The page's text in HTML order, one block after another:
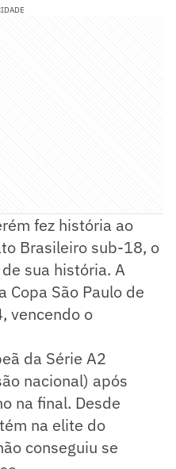
fez história ao
Brasileiro sub-18, o
sua história. A
Copa São Paulo de
vencendo o
da Série A2
nacional) após
na final. Desde
na elite do
conseguiu se